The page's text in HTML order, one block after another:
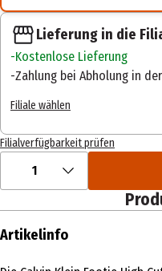
Lieferung in die
Kostenlose Lieferung
Zahlung bei Abholung in
Filiale wählen
Filialverfügbarkeit prüfen
1
Artikelinfo